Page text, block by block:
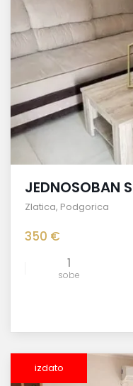
JEDNOSOBAN
Zlatica, Podgorica
350 €
1
sobe
izdato